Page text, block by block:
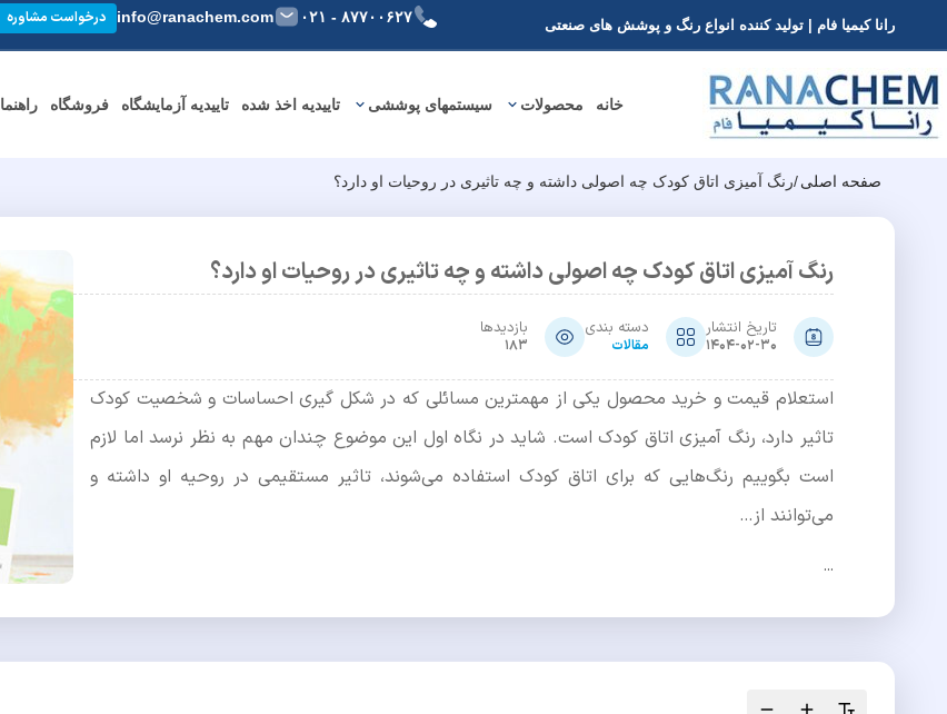
رانا کیمیا فام | تولید کننده انواع رنگ و پوشش های صنعتی ۸۷۷۰۰۶۲۷ - ۰۲۱ info@ranachem.com درخواست مشاوره
خانه محصولات سیستمهای پوششی تاییدیه اخذ شده تاییدیه آزمایشگاه فروشگاه راهنما
صفحه اصلی/رنگ آمیزی اتاق کودک چه اصولی داشته و چه تاثیری در روحیات او دارد؟
رنگ آمیزی اتاق کودک چه اصولی داشته و چه تاثیری در روحیات او دارد؟
تاریخ انتشار
1404-02-30
دسته بندی
مقالات
بازدیدها
183
استعلام قیمت و خرید محصول یکی از مهمترین مسائلی که در شکل گیری احساسات و شخصیت کودک
تاثیر دارد، رنگ آمیزی اتاق کودک است. شاید در نگاه اول این موضوع چندان مهم به نظر نرسد اما لازم
است بگوییم رنگ‌هایی که برای اتاق کودک استفاده می‌شوند، تاثیر مستقیمی در روحیه او داشته و
می‌توانند از…
...